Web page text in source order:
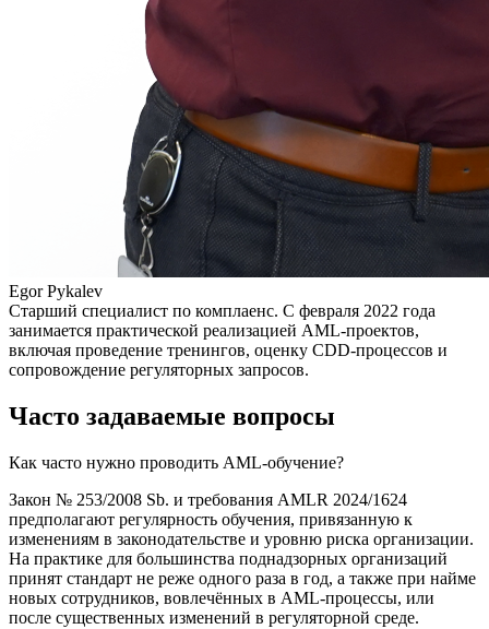
Egor Pykalev
Старший специалист по комплаенс. С февраля 2022 года
занимается практической реализацией AML-проектов,
включая проведение тренингов, оценку CDD-процессов и
сопровождение регуляторных запросов.
Часто задаваемые вопросы
Как часто нужно проводить AML-обучение?
Закон № 253/2008 Sb. и требования AMLR 2024/1624
предполагают регулярность обучения, привязанную к
изменениям в законодательстве и уровню риска организации.
На практике для большинства поднадзорных организаций
принят стандарт не реже одного раза в год, а также при найме
новых сотрудников, вовлечённых в AML-процессы, или
после существенных изменений в регуляторной среде.